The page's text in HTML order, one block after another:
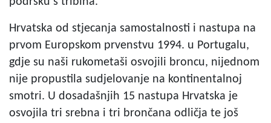
Hrvatska od stjecanja samostalnosti i nastupa na
prvom Europskom prvenstvu 1994. u Portugalu,
gdje su naši rukometaši osvojili broncu, nijednom
nije propustila sudjelovanje na kontinentalnoj
smotri. U dosadašnjih 15 nastupa Hrvatska je
osvojila tri srebna i tri brončana odličja te još